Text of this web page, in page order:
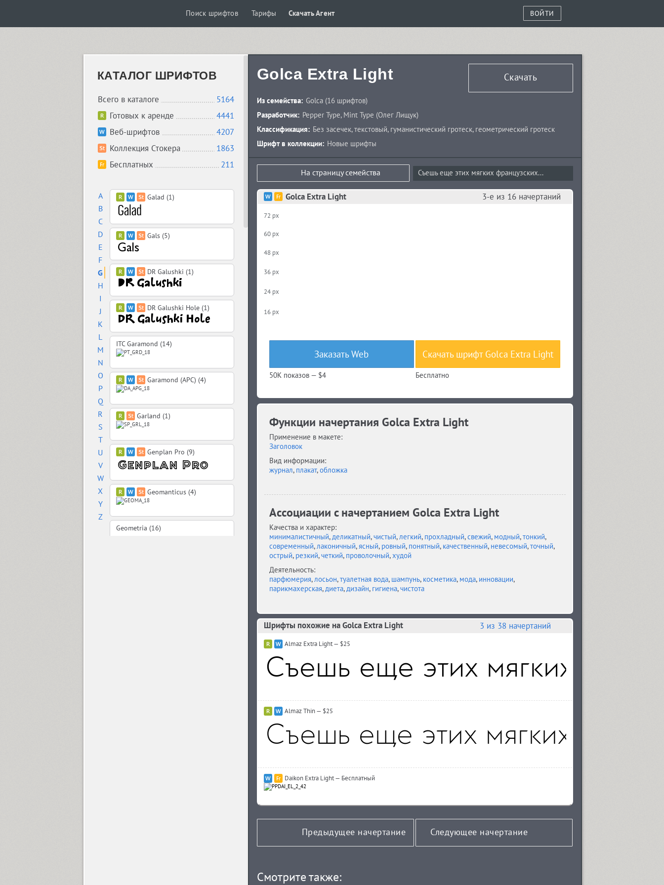
Поиск шрифтов Тарифы Скачать Агент ВОЙТИ
КАТАЛОГ ШРИФТОВ
Всего в каталоге
5164
Готовых к аренде
4441
Веб-шрифтов
4207
Коллекция Стокера
1863
Бесплатных
211
A
B
C
D
E
F
G
H
I
J
K
L
M
N
O
P
Q
R
S
T
U
V
W
X
Y
Z
Galad (1)
Gals (5)
DR Galushki (1)
DR Galushki Hole (1)
ITC Garamond (14)
Garamond (APC) (4)
Garland (1)
Genplan Pro (9)
Geomanticus (4)
Geometria (16)
Golca Extra Light Скачать
Из семейства: Golca (16 шрифтов)
Разработчик: Pepper Type, Mint Type (Олег Лищук)
Классификация: Без засечек,текстовый, гуманистический гротеск, геометрический гротеск
Шрифт в коллекции: Новые шрифты
На страницу семейства Съешь еще этих мягких французских...
Golca Extra Light 3-е из 16 начертаний
72 px
60 px
48 px
36 px
24 px
16 px
Заказать Web
50K показов — $4
Скачать шрифт Golca Extra Light
Бесплатно
Функции начертания Golca Extra Light
Применение в макете:
Заголовок
Вид информации:
журнал, плакат,обложка
Ассоциации c начертанием Golca Extra Light
Качества и характер:
минималистичный,деликатный,чистый,легкий, прохладный,свежий, модный,тонкий,
современный,лаконичный,ясный, ровный, понятный, качественный, невесомый,точный,
острый, резкий,четкий, проволочный,худой
Деятельность:
парфюмерия,лосьон,туалетная вода, шампунь, косметика, мода, инновации,
парикмахерская,диета,дизайн, гигиена,чистота
Шрифты похожие на Golca Extra Light 3 из 38 начертаний
Almaz Extra Light — $25
Almaz Thin — $25
Daikon Extra Light — Бесплатный
Предыдущее начертание Следующее начертание
Смотрите также: